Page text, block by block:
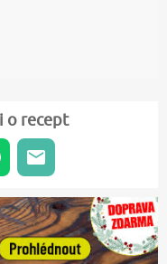
o recept